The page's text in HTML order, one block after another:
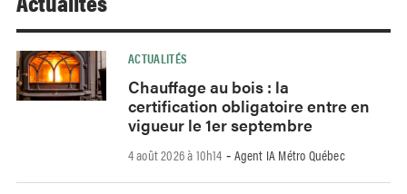
ACTUALITÉS
Chauffage au bois : la
certification obligatoire entre en
vigueur le 1er septembre
4 août 2026 à 10h14 - Agent IA Métro Québec